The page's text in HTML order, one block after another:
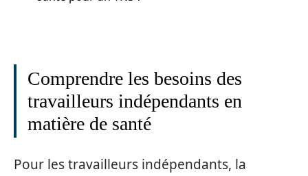
Comprendre les besoins des
travailleurs indépendants en
matière de santé
Pour les travailleurs indépendants, la